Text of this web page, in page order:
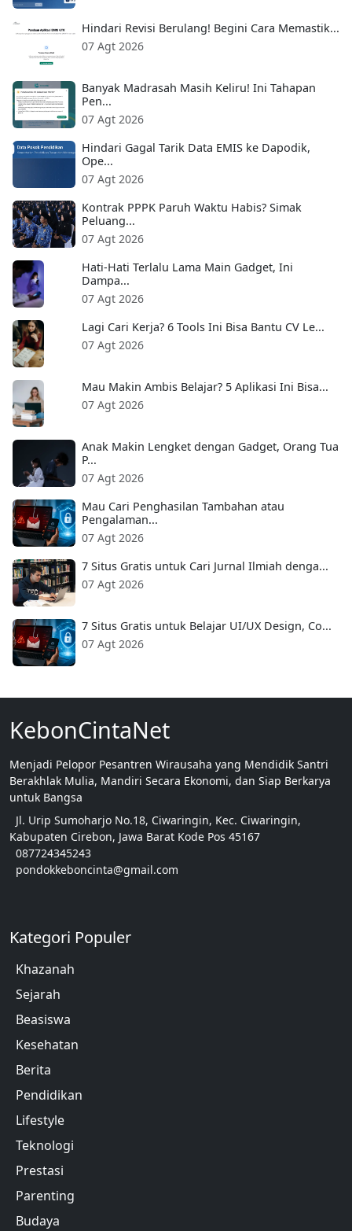
Hindari Revisi Berulang! Begini Cara Memastik...
07 Agt 2026
Banyak Madrasah Masih Keliru! Ini Tahapan
Pen...
07 Agt 2026
Hindari Gagal Tarik Data EMIS ke Dapodik,
Ope...
07 Agt 2026
Kontrak PPPK Paruh Waktu Habis? Simak
Peluang...
07 Agt 2026
Hati-Hati Terlalu Lama Main Gadget, Ini
Dampa...
07 Agt 2026
Lagi Cari Kerja? 6 Tools Ini Bisa Bantu CV Le...
07 Agt 2026
Mau Makin Ambis Belajar? 5 Aplikasi Ini Bisa...
07 Agt 2026
Anak Makin Lengket dengan Gadget, Orang Tua
P...
07 Agt 2026
Mau Cari Penghasilan Tambahan atau
Pengalaman...
07 Agt 2026
7 Situs Gratis untuk Cari Jurnal Ilmiah denga...
07 Agt 2026
7 Situs Gratis untuk Belajar UI/UX Design, Co...
07 Agt 2026
KebonCintaNet
Menjadi Pelopor Pesantren Wirausaha yang Mendidik Santri
Berakhlak Mulia, Mandiri Secara Ekonomi, dan Siap Berkarya
untuk Bangsa
Jl. Urip Sumoharjo No.18, Ciwaringin, Kec. Ciwaringin,
Kabupaten Cirebon, Jawa Barat Kode Pos 45167
087724345243
pondokkeboncinta@gmail.com
Kategori Populer
Khazanah
Sejarah
Beasiswa
Kesehatan
Berita
Pendidikan
Lifestyle
Teknologi
Prestasi
Parenting
Budaya